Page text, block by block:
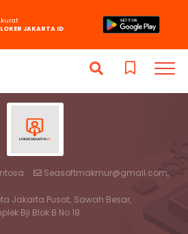
Seasoftmakmur@gmail.com,
Jakarta Pusat, Sawah Besar,
Bji Blok B No 18
JAKARTA ID